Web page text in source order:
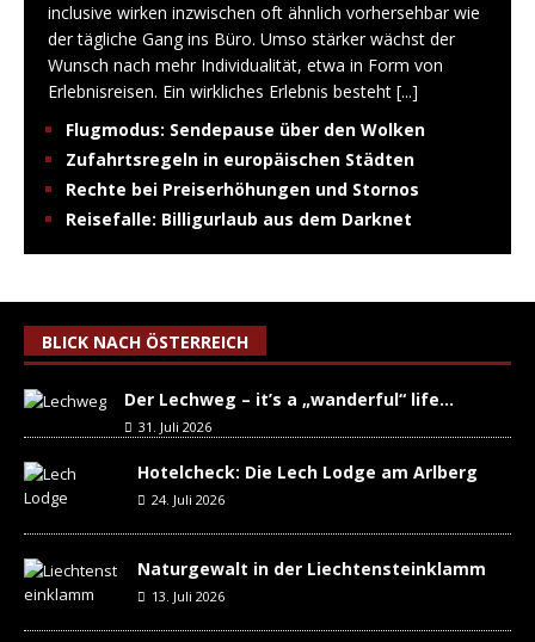
inclusive wirken inzwischen oft ähnlich vorhersehbar wie
der tägliche Gang ins Büro. Umso stärker wächst der
Wunsch nach mehr Individualität, etwa in Form von
Erlebnisreisen. Ein wirkliches Erlebnis besteht [...]
Flugmodus: Sendepause über den Wolken
Zufahrtsregeln in europäischen Städten
Rechte bei Preiserhöhungen und Stornos
Reisefalle: Billigurlaub aus dem Darknet
BLICK NACH ÖSTERREICH
Der Lechweg – it’s a „wanderful“ life…
31. Juli 2026
Hotelcheck: Die Lech Lodge am Arlberg
24. Juli 2026
Naturgewalt in der Liechtensteinklamm
13. Juli 2026